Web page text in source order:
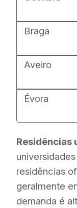
Braga
Aveiro
Évora
Residências
residências
geralmente
demanda é